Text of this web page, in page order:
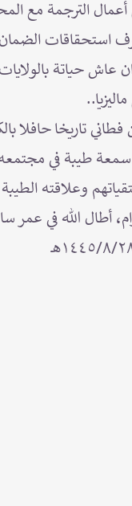
أعمال الترجمة مع
استحقاقات
حياتة بالولايات
تاريخا حافلا
طيبة في مجتمعه
وعلاقته
أطال الله في